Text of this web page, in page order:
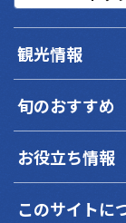
観光情報
旬のおすすめ
お役立ち情報
このサイトに